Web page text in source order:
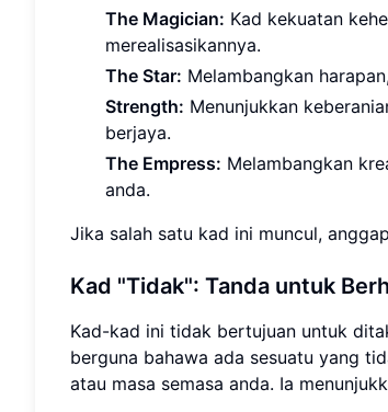
The Magician: Kad kekuatan
merealisasikannya.
The Star: Melambangkan
Strength: Menunjukkan
berjaya.
The Empress: Melambangkan
anda.
Jika salah satu kad ini muncul,
Kad "Tidak": Tanda untuk
Kad-kad ini tidak bertujuan untuk
berguna bahawa ada sesuatu yang
atau masa semasa anda. Ia